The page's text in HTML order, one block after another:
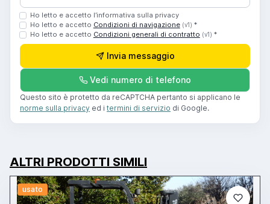
Ho letto e accetto l’informativa sulla privacy
Ho letto e accetto Condizioni di navigazione (v1) *
Ho letto e accetto Condizioni generali di contratto (v1) *
Invia messaggio
Vedi numero di telefono
Questo sito è protetto da reCAPTCHA pertanto si applicano le
norme sulla privacy ed i termini di servizio di Google.
ALTRI PRODOTTI SIMILI
usato